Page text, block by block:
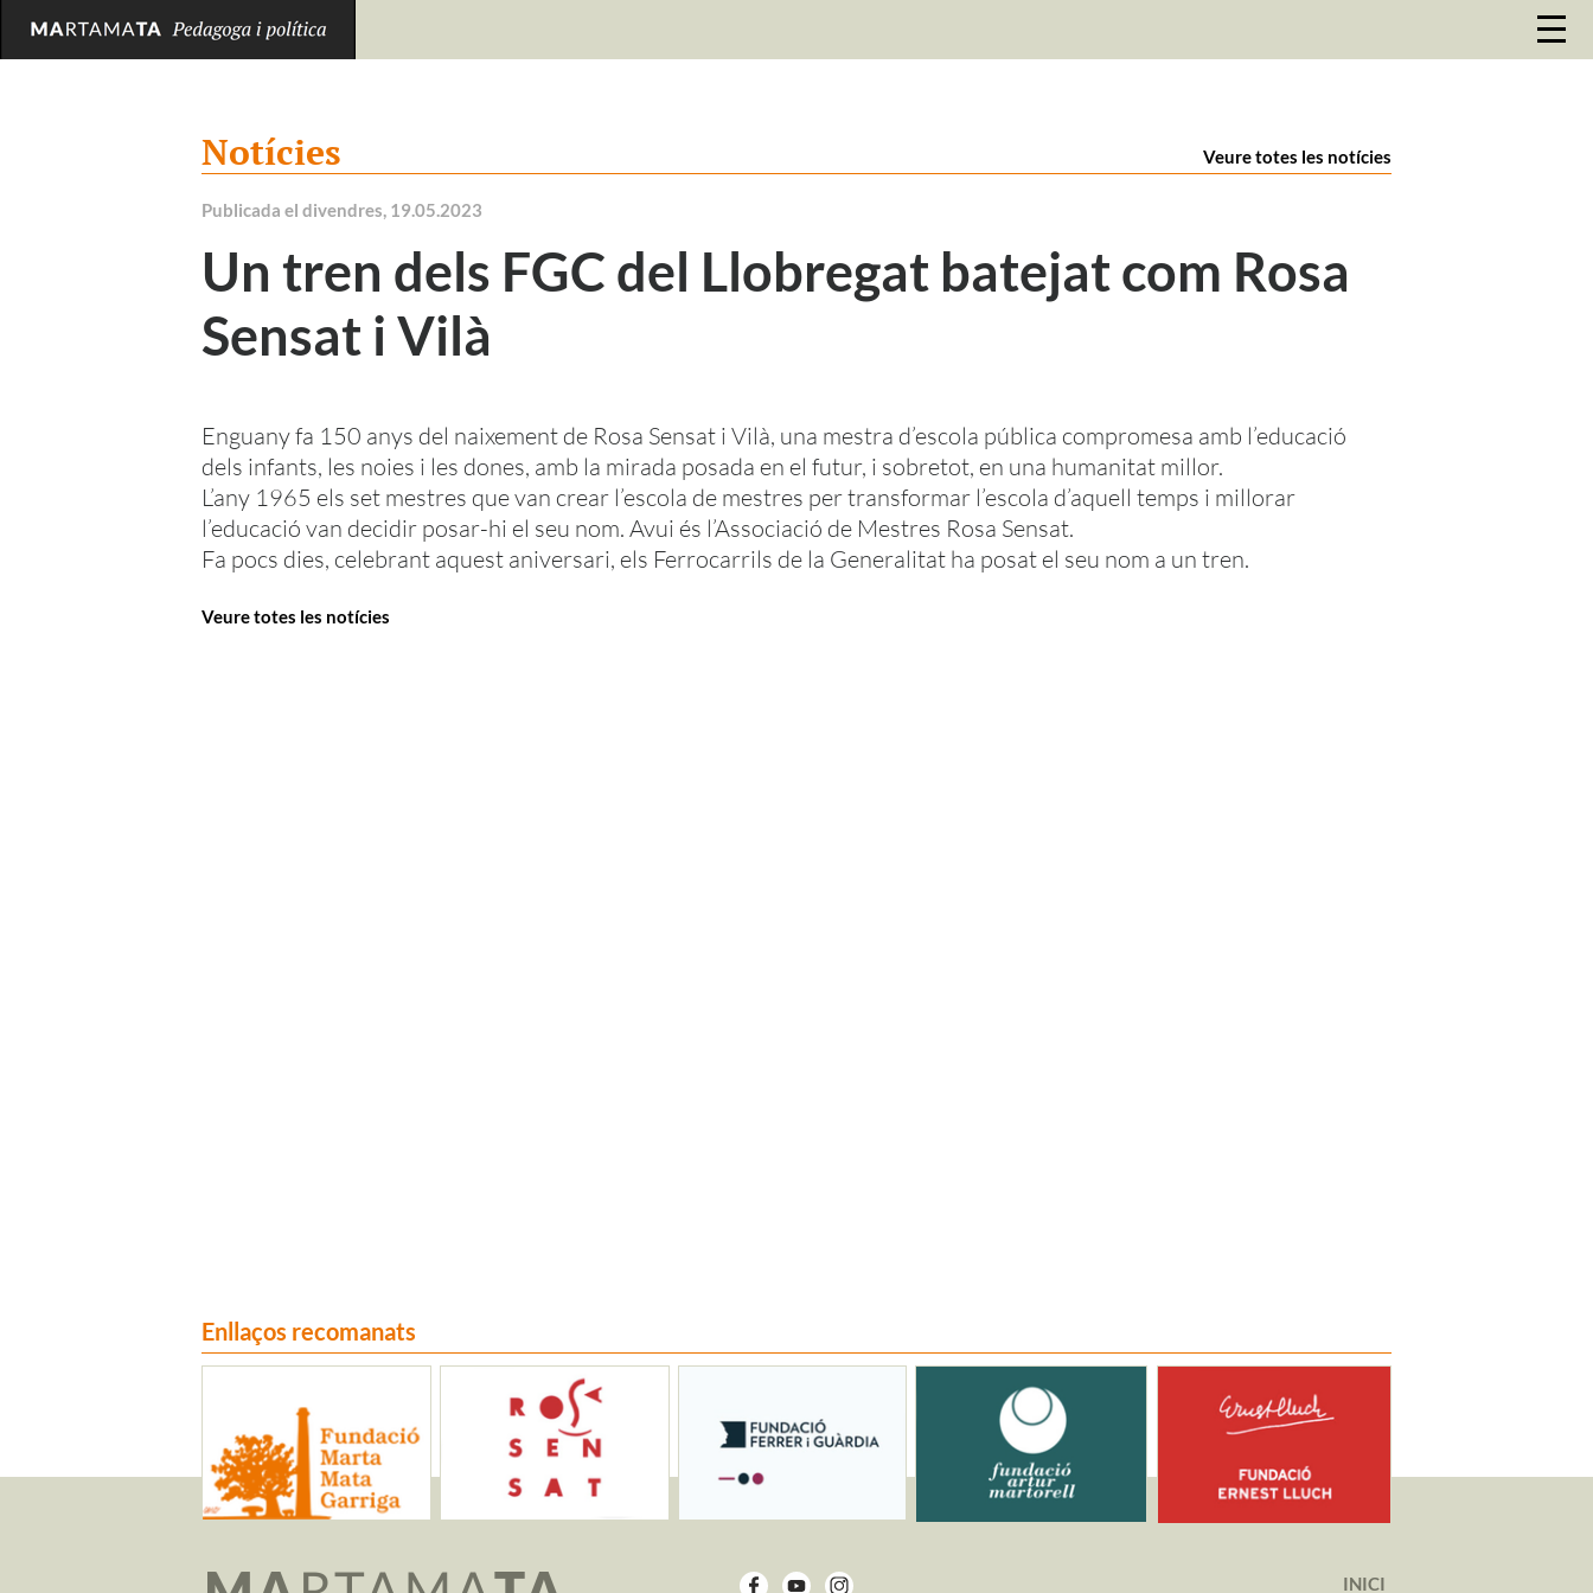
Notícies Veure totes les notícies
Publicada el divendres, 19.05.2023
Un tren dels FGC del Llobregat batejat com Rosa
Sensat i Vilà
Enguany fa 150 anys del naixement de Rosa Sensat i Vilà, una mestra d’escola pública compromesa amb l’educació
dels infants, les noies i les dones, amb la mirada posada en el futur, i sobretot, en una humanitat millor.
L’any 1965 els set mestres que van crear l’escola de mestres per transformar l’escola d’aquell temps i millorar
l’educació van decidir posar-hi el seu nom. Avui és l’Associació de Mestres Rosa Sensat.
Fa pocs dies, celebrant aquest aniversari, els Ferrocarrils de la Generalitat ha posat el seu nom a un tren.
Veure totes les notícies
Enllaços recomanats
INICI